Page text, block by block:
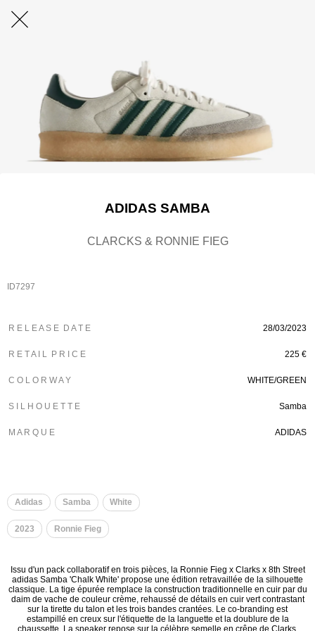
ADIDAS SAMBA
CLARCKS & RONNIE FIEG
ID7297
R E L E A S E D A T E 28/03/2023
R E T A I L P R I C E 225 €
C O L O R W A Y WHITE/GREEN
S I L H O U E T T E Samba
M A R Q U E ADIDAS
Adidas Samba White
2023 Ronnie Fieg
Issu d'un pack collaboratif en trois pièces, la Ronnie Fieg x Clarks x 8th Street
adidas Samba 'Chalk White' propose une édition retravaillée de la silhouette
classique. La tige épurée remplace la construction traditionnelle en cuir par du
daim de vache de couleur crème, rehaussé de détails en cuir vert contrastant
sur la tirette du talon et les trois bandes crantées. Le co-branding est
estampillé en creux sur l'étiquette de la languette et la doublure de la